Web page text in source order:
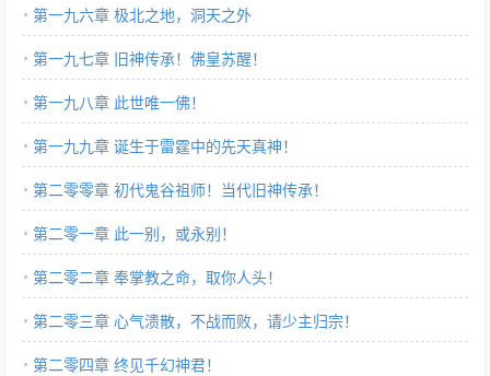
第一九六章 极北之地，洞天之外
第一九七章 旧神传承！佛皇苏醒！
第一九八章 此世唯一佛！
第一九九章 诞生于雷霆中的先天真神！
第二零零章 初代鬼谷祖师！当代旧神传承！
第二零一章 此一别，或永别！
第二零二章 奉掌教之命，取你人头！
第二零三章 心气溃散，不战而败，请少主归宗！
第二零四章 终见千幻神君！